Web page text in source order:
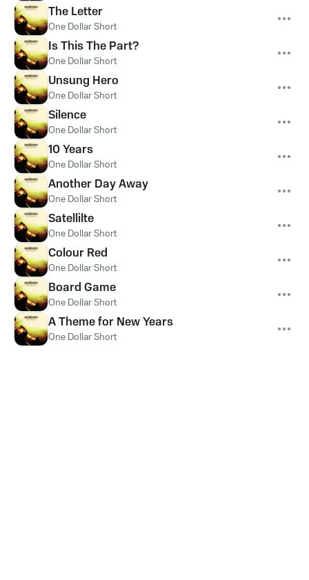
The Letter
One Dollar Short
Is This The Part?
One Dollar Short
Unsung Hero
One Dollar Short
Silence
One Dollar Short
10 Years
One Dollar Short
Another Day Away
One Dollar Short
Satellilte
One Dollar Short
Colour Red
One Dollar Short
Board Game
One Dollar Short
A Theme for New Years
One Dollar Short